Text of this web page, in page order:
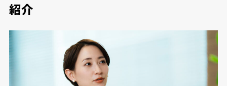
紹介